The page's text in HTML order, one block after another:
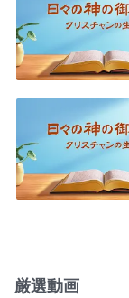
厳選動画